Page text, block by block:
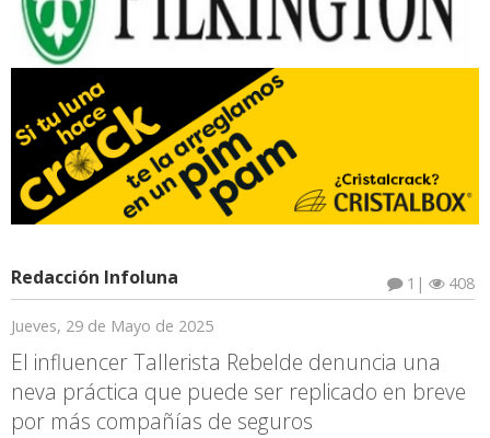
Redacción Infoluna | 408
1
Jueves, 29 de Mayo de 2025
El influencer Tallerista Rebelde denuncia una
neva práctica que puede ser replicado en breve
por más compañías de seguros